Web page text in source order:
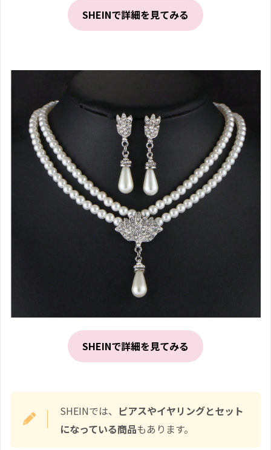
SHEINで詳細を見てみる
SHEINで詳細を見てみる
SHEINでは、 ピアスやイヤリングとセット
になっている商品もあります。